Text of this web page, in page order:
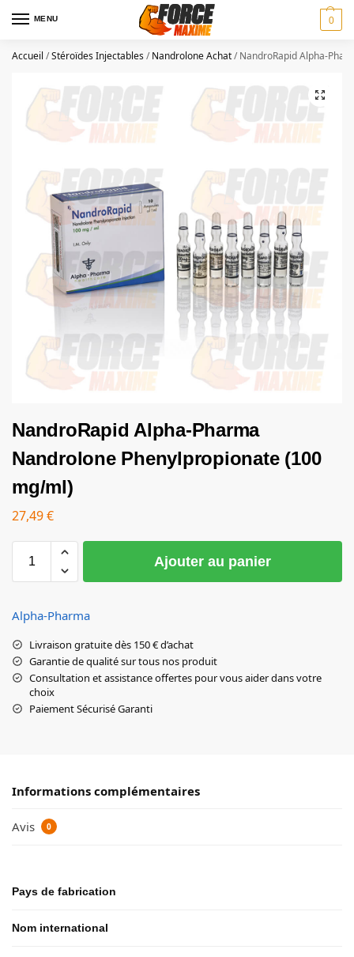
MENU 0
Accueil /Stéroïdes Injectables/Nandrolone Achat/NandroRapid Alpha-
NandroRapid Alpha-Pharma
Nandrolone Phenylpropionate (100
mg/ml)
27,49€
Ajouter au panier
Alpha-Pharma
Livraison gratuite dès 150 € d’achat
Garantie de qualité sur tous nos produit
Consultation et assistance offertes pour vous aider dans votre
choix
Paiement Sécurisé Garanti
Informations complémentaires
Avis 0
Pays de fabrication
Nom international